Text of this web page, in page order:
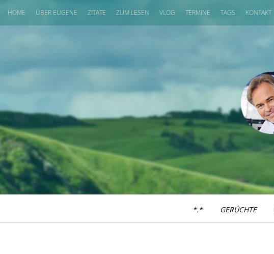
HOME ÜBER EUGENE ZITATE ZUM LESEN VLOG TERMINE TAGS KONTAKT
*.* GERÜCHTE